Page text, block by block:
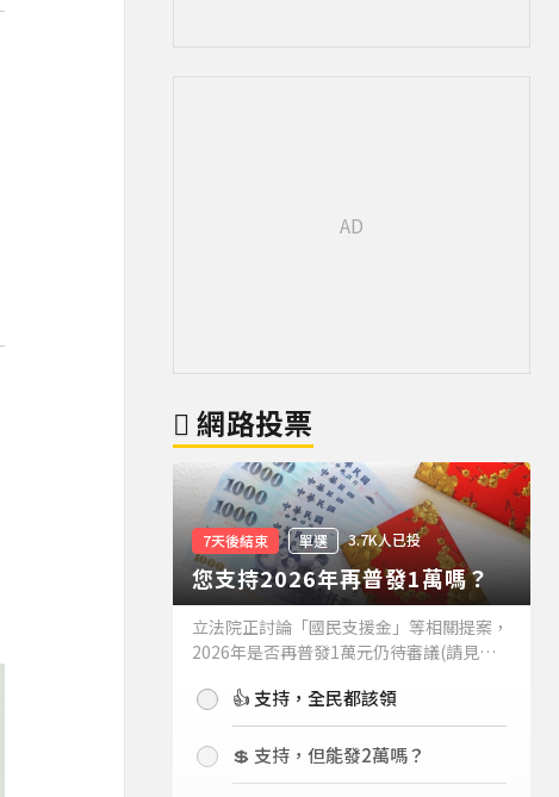
網路投票
7天後結束 單選 3.7K人已投
您支持2026年再普發1萬嗎？
立法院正討論「國民支援金」等相關提案，
2026年是否再普發1萬元仍待審議(請見下
持嗎？👍 支持，全民都該領
💲 支持，但能發2萬嗎？